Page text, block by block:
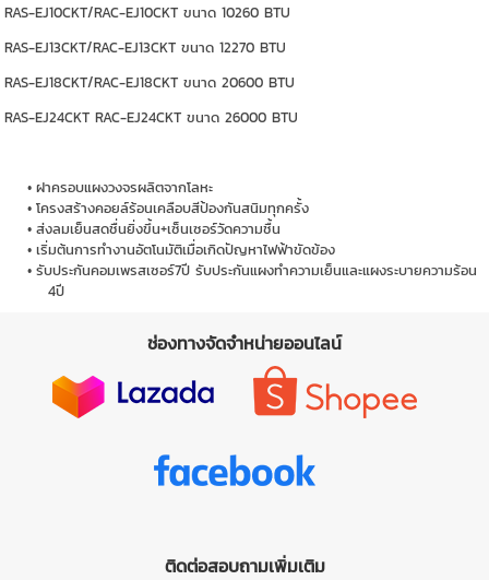
RAS-EJ10CKT/RAC-EJ10CKT ขนาด 10260 BTU
RAS-EJ13CKT/RAC-EJ13CKT ขนาด 12270 BTU
RAS-EJ18CKT/RAC-EJ18CKT ขนาด 20600 BTU
RAS-EJ24CKT RAC-EJ24CKT ขนาด 26000 BTU
ฝาครอบแผงวงจรผลิตจากโลหะ
โครงสร้างคอยล์ร้อนเคลือบสีป้องกันสนิมทุกครั้ง
ส่งลมเย็นสดชื่นยิ่งขึ้น+เซ็นเซอร์วัดความชื้น
เริ่มต้นการทำงานอัตโนมัติเมื่อเกิดปัญหาไฟฟ้าขัดข้อง
รับประกันคอมเพรสเซอร์7ปี รับประกันแผงทำความเย็นและแผงระบายความร้อน
4ปี
ช่องทางจัดจำหน่ายออนไลน์
ติดต่อสอบถามเพิ่มเติม